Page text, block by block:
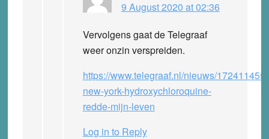
9 August 2020 at 02:36
Vervolgens gaat de Telegraaf
weer onzin verspreiden.
https://www.telegraaf.nl/nieuws/
new-york-hydroxychloroquine-
redde-mijn-leven
Log in to Reply